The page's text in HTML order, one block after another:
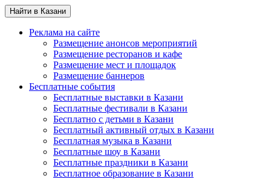
Найти в Казани
Реклама на сайте
Размещение анонсов мероприятий
Размещение ресторанов и кафе
Размещение мест и площадок
Размещение баннеров
Бесплатные события
Бесплатные выставки в Казани
Бесплатные фестивали в Казани
Бесплатно с детьми в Казани
Бесплатный активный отдых в Казани
Бесплатная музыка в Казани
Бесплатные шоу в Казани
Бесплатные праздники в Казани
Бесплатное образование в Казани